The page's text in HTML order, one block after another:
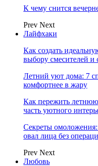
К чему снится
Prev Next
Лайфхаки
Как создать
выбору смесителей и
Летний уют дома: 7
комфортнее в жару
Как пережить
часть уютного
Секреты омоложения:
овал лица без
Prev Next
Любовь